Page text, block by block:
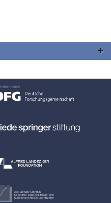
Axel Springer-Lehrstuhl
für deutsch-jüdische Literatur- und
Kulturgeschichte, Exil und Migration